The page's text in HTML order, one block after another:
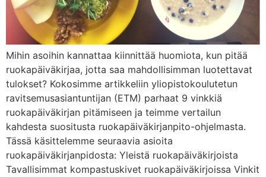
Mihin asoihin kannattaa kiinnittää huomiota, kun pitää
ruokapäiväkirjaa, jotta saa mahdollisimman luotettavat
tulokset? Kokosimme artikkeliin yliopistokoulutetun
ravitsemusasiantuntijan (ETM) parhaat 9 vinkkiä
ruokapäiväkirjan pitämiseen ja teimme vertailun
kahdesta suositusta ruokapäiväkirjanpito-ohjelmasta.
Tässä käsittelemme seuraavia asioita
ruokapäiväkirjanpidosta: Yleistä ruokapäiväkirjoista
Tavallisimmat kompastuskivet ruokapäiväkirjoissa Vinkit